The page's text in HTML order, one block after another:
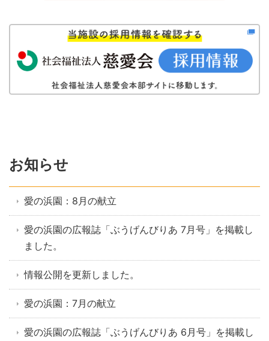
お知らせ
愛の浜園：8月の献立
愛の浜園の広報誌「ぶうげんびりあ 7月号」を掲載し
ました。
情報公開を更新しました。
愛の浜園：7月の献立
愛の浜園の広報誌「ぶうげんびりあ 6月号」を掲載し